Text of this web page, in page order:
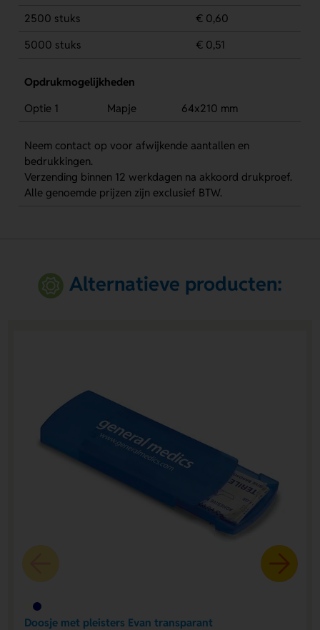
2500 stuks
€ 0,60
5000 stuks
€ 0,51
Opdrukmogelijkheden
Optie 1
Mapje 64x210 mm
Neem contact op voor afwijkende aantallen en
bedrukkingen.
Verzending binnen 12 werkdagen na akkoord drukproef.
Alle genoemde prijzen zijn exclusief BTW.
Alternatieve producten:
Doosje met pleisters Evan transparant